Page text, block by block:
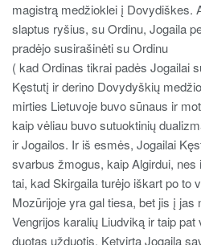
magistrą medžioklei į Dovydiškes.
slaptus ryšius, su Ordinu, Jogaila
pradėjo susirašinėti su Ordinu
( kad Ordinas tikrai padės Jogailai
Kęstutį ir derino Dovydyškių
mirties Lietuvoje buvo sūnaus ir
kaip vėliau buvo sutuoktinių
ir Jogailos. Ir iš esmės, Jogailai
svarbus žmogus, kaip Algirdui, nes
tai, kad Skirgaila turėjo iškart po to
Mozūrijoje yra gal tiesa, bet jis į
Vengrijos karalių Liudviką ir taip
duotas užduotis. Ketvirta Jogaila